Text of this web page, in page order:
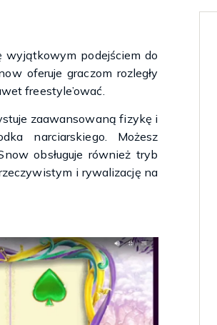
podejściem do
oferuje graczom rozległy
freestyle’ować.
zaawansowaną fizykę i
narciarskiego. Możesz
obsługuje również tryb
i rywalizację na